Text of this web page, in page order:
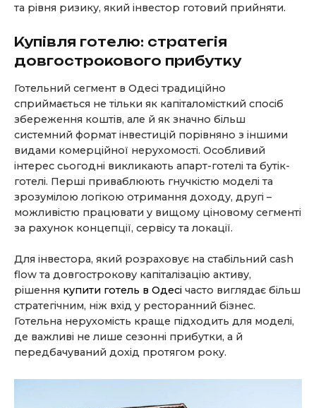
та рівня ризику, який інвестор готовий прийняти.
Купівля готелю: стратегія
довгострокового прибутку
Готельний сегмент в Одесі традиційно
сприймається не тільки як капіталомісткий спосіб
збереження коштів, але й як значно більш
системний формат інвестицій порівняно з іншими
видами комерційної нерухомості. Особливий
інтерес сьогодні викликають апарт-готелі та бутік-
готелі. Перші приваблюють гнучкістю моделі та
зрозумілою логікою отримання доходу, другі –
можливістю працювати у вищому ціновому сегменті
за рахунок концепції, сервісу та локації.
Для інвестора, який розраховує на стабільний cash
flow та довгострокову капіталізацію активу,
рішення купити готель в Одесі часто виглядає більш
стратегічним, ніж вхід у ресторанний бізнес.
Готельна нерухомість краще підходить для моделі,
де важливі не лише сезонні прибутки, а й
передбачуваний дохід протягом року.